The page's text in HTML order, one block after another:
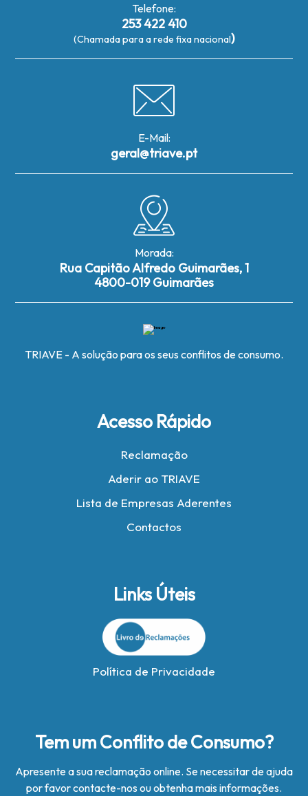
Telefone:
253 422 410
(Chamada para a rede fixa nacional)
E-Mail:
geral@triave.pt
Morada:
Rua Capitão Alfredo Guimarães, 1
4800-019 Guimarães
TRIAVE - A solução para os seus conflitos de consumo.
Acesso Rápido
Reclamação
Aderir ao TRIAVE
Lista de Empresas Aderentes
Contactos
Links Úteis
Política de Privacidade
Tem um Conflito de Consumo?
Apresente a sua reclamação online. Se necessitar de ajuda
por favor contacte-nos ou obtenha mais informações.